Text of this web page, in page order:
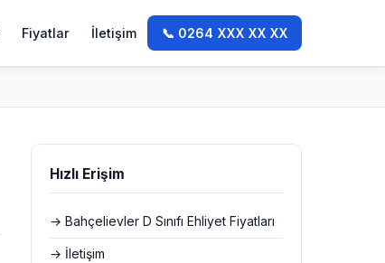
Fiyatlar İletişim 📞 0264 XXX XX XX
Hızlı Erişim
→ Bahçelievler D Sınıfı Ehliyet Fiyatları
→ İletişim